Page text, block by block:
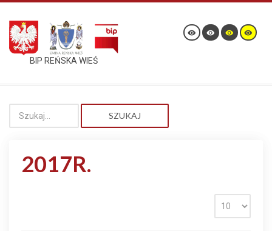
BIP REŃSKA WIEŚ
SZUKAJ
2017R.